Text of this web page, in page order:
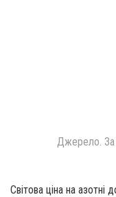
Джерело. За
Світова ціна на